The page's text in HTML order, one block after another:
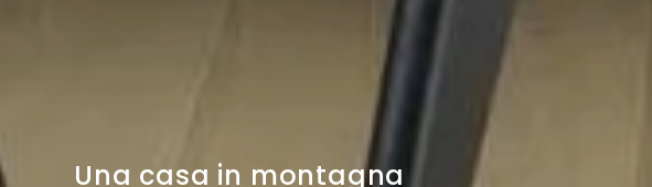
Una casa in montagna